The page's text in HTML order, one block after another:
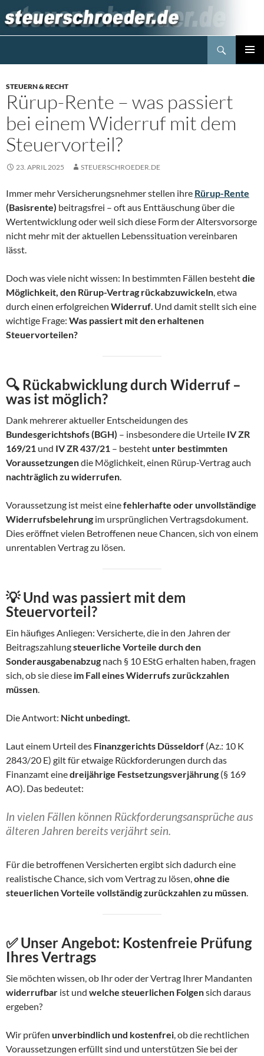
Inhalt
springen
STEUERN & RECHT
Rürup-Rente – was passiert
bei einem Widerruf mit dem
Steuervorteil?
23. APRIL 2025 STEUERSCHROEDER.DE
Immer mehr Versicherungsnehmer stellen ihre Rürup-Rente
(Basisrente) beitragsfrei – oft aus Enttäuschung über die
Wertentwicklung oder weil sich diese Form der Altersvorsorge
nicht mehr mit der aktuellen Lebenssituation vereinbaren
lässt.
Doch was viele nicht wissen: In bestimmten Fällen bestehtdie
Möglichkeit, den Rürup-Vertrag rückabzuwickeln , etwa
durch einen erfolgreichen Widerruf . Und damit stellt sich eine
wichtige Frage: Was passiert mit den erhaltenen
Steuervorteilen?
🔍 Rückabwicklung durch Widerruf –
was ist möglich?
Dank mehrerer aktueller Entscheidungen des
Bundesgerichtshofs (BGH) – insbesondere die Urteile IV ZR
169/21 und IV ZR 437/21 – bestehtunter bestimmten
Voraussetzungendie Möglichkeit, einen Rürup-Vertrag auch
nachträglich zu widerrufen
Voraussetzung ist meist einefehlerhafte oder unvollständige
Widerrufsbelehrung im ursprünglichen Vertragsdokument.
Dies eröffnet vielen Betroffenen neue Chancen, sich von einem
unrentablen Vertrag zu lösen.
💡 Und was passiert mit dem
Steuervorteil?
Ein häufiges Anliegen: Versicherte, die in den Jahren der
Beitragszahlungsteuerliche Vorteile durch den
Sonderausgabenabzug nach § 10 EStG erhalten haben, fragen
sich, ob sie diese im Fall eines Widerrufs zurückzahlen
müssen
Die Antwort: Nicht unbedingt.
Laut einem Urteil des Finanzgerichts Düsseldorf (Az.: 10 K
2843/20 E) gilt für etwaige Rückforderungen durch das
Finanzamt einedreijährige Festsetzungsverjährung (§ 169
AO). Das bedeutet:
In vielen Fällen können Rückforderungsansprüche aus
älteren Jahren bereits verjährt sein.
Für die betroffenen Versicherten ergibt sich dadurch eine
realistische Chance, sich vom Vertrag zu lösen,ohne die
steuerlichen Vorteile vollständig zurückzahlen zu müssen.
✅ Unser Angebot: Kostenfreie Prüfung
Ihres Vertrags
Sie möchten wissen, ob Ihr oder der Vertrag Ihrer Mandanten
widerrufbar ist und welche steuerlichen Folgensich daraus
ergeben?
Wir prüfen unverbindlich und kostenfrei, ob die rechtlichen
Voraussetzungen erfüllt sind und unterstützen Sie bei der